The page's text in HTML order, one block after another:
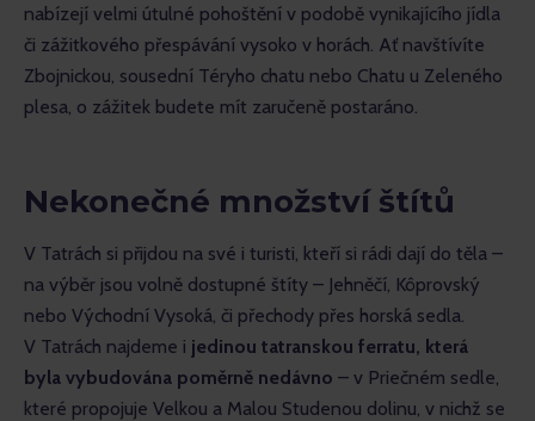
nabízejí velmi útulné pohoštění v podobě vynikajícího jídla
či zážitkového přespávání vysoko v horách. Ať navštívíte
Zbojnickou, sousední Téryho chatu nebo Chatu u Zeleného
plesa, o zážitek budete mít zaručeně postaráno.
Nekonečné množství štítů
V Tatrách si přijdou na své i turisti, kteří si rádi dají do těla –
na výběr jsou volně dostupné štíty – Jehněčí, Kôprovský
nebo Východní Vysoká, či přechody přes horská sedla.
V Tatrách najdeme i jedinou tatranskou ferratu, která
byla vybudována poměrně nedávno – v Priečném sedle,
které propojuje Velkou a Malou Studenou dolinu, v nichž se